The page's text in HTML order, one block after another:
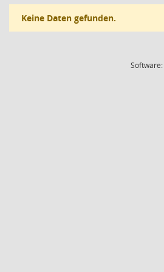
Keine Daten gefunden.
Software: